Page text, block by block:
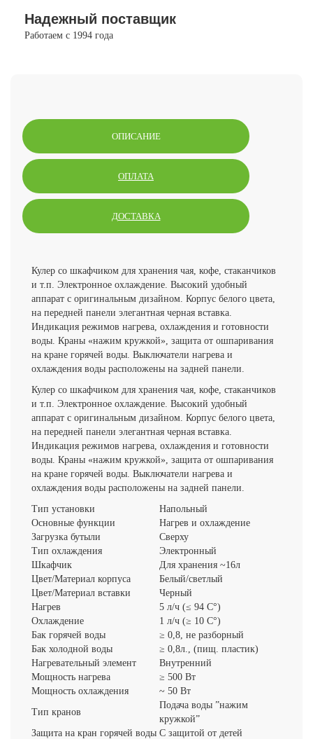
Надежный поставщик
Работаем с 1994 года
ОПИСАНИЕ
ОПЛАТА
ДОСТАВКА
Кулер со шкафчиком для хранения чая, кофе, стаканчиков
и т.п. Электронное охлаждение. Высокий удобный
аппарат с оригинальным дизайном. Корпус белого цвета,
на передней панели элегантная черная вставка.
Индикация режимов нагрева, охлаждения и готовности
воды. Краны «нажим кружкой», защита от ошпаривания
на кране горячей воды. Выключатели нагрева и
охлаждения воды расположены на задней панели.
Кулер со шкафчиком для хранения чая, кофе, стаканчиков
и т.п. Электронное охлаждение. Высокий удобный
аппарат с оригинальным дизайном. Корпус белого цвета,
на передней панели элегантная черная вставка.
Индикация режимов нагрева, охлаждения и готовности
воды. Краны «нажим кружкой», защита от ошпаривания
на кране горячей воды. Выключатели нагрева и
охлаждения воды расположены на задней панели.
Тип установки
Напольный
Основные функции
Нагрев и охлаждение
Загрузка бутыли
Сверху
Тип охлаждения
Электронный
Шкафчик
Для хранения ~16л
Цвет/Материал корпуса
Белый/светлый
Цвет/Материал вставки
Черный
Нагрев
5 л/ч (≤ 94 C°)
Охлаждение
1 л/ч (≥ 10 C°)
Бак горячей воды
≥ 0,8, не разборный
Бак холодной воды
≥ 0,8л., (пищ. пластик)
Нагревательный элемент
Внутренний
Мощность нагрева
≥ 500 Вт
Мощность охлаждения
~ 50 Вт
Тип кранов
Подача воды ”нажим
кружкой”
Защита на кран горячей воды С защитой от детей